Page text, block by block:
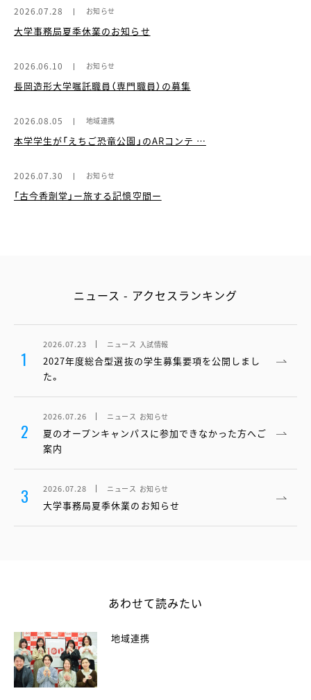
2026.07.28 お知らせ
大学事務局夏季休業のお知らせ
2026.06.10 お知らせ
長岡造形大学嘱託職員（専門職員）の募集
2026.08.05 地域連携
本学学生が「えちご恐竜公園」のARコンテ …
2026.07.30 お知らせ
「古今香劑堂」ー旅する記憶空間ー
ニュース - アクセスランキング
1
2026.07.23 ニュース 入試情報
2027年度総合型選抜の学生募集要項を公開しまし
た。
2
2026.07.26 ニュース お知らせ
夏のオープンキャンパスに参加できなかった方へご
案内
3 2026.07.28 ニュース お知らせ
大学事務局夏季休業のお知らせ
あわせて読みたい
地域連携